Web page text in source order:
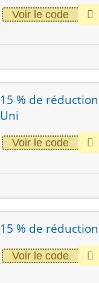
Voir le code
15 % de
Uni
Voir le code
15 % de
Voir le code